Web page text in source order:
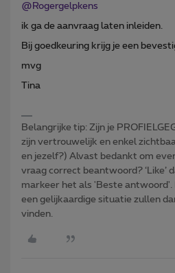
@Rogergelpkens
ik ga de aanvraag laten inleiden.
Bij goedkeuring krijg je een
mvg
Tina
Belangrijke tip: Zijn je
zijn vertrouwelijk en enkel
en jezelf?) Alvast bedankt om
vraag correct beantwoord? ‘Like’
markeer het als 'Beste antwoord'.
een gelijkaardige situatie zullen
vinden.